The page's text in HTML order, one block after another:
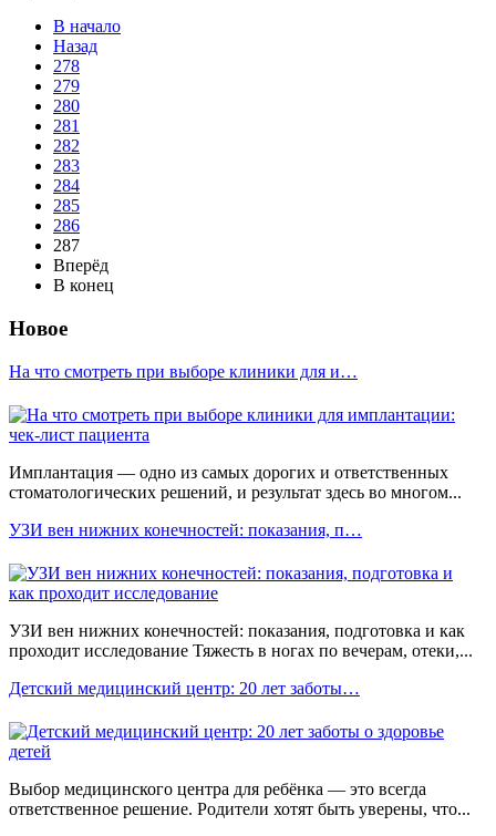
В начало
Назад
278
279
280
281
282
283
284
285
286
287
Вперёд
В конец
Новое
На что смотреть при выборе клиники для и…
Имплантация — одно из самых дорогих и ответственных
стоматологических решений, и результат здесь во многом...
УЗИ вен нижних конечностей: показания, п…
УЗИ вен нижних конечностей: показания, подготовка и как
проходит исследование Тяжесть в ногах по вечерам, отеки,...
Детский медицинский центр: 20 лет заботы…
Выбор медицинского центра для ребёнка — это всегда
ответственное решение. Родители хотят быть уверены, что...